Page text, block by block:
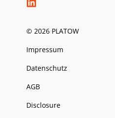
© 2026 PLATOW
Impressum
Datenschutz
AGB
Disclosure